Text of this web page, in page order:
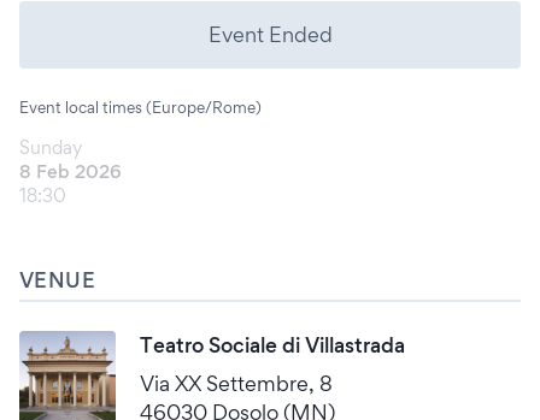
Event Ended
Event local times (Europe/Rome)
Sunday
8 Feb 2026
18:30
VENUE
Teatro Sociale di Villastrada
Via XX Settembre, 8
46030 Dosolo (MN)